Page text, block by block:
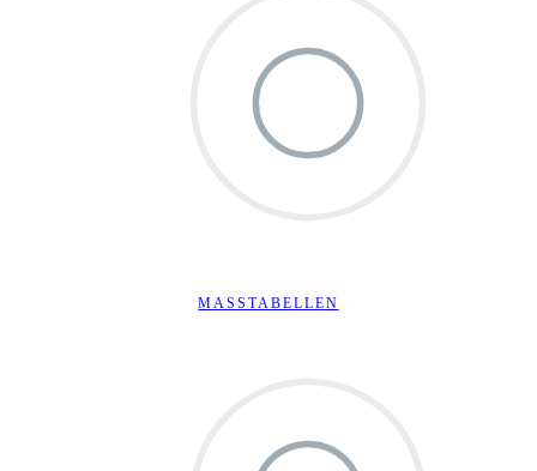
MASSTABELLEN